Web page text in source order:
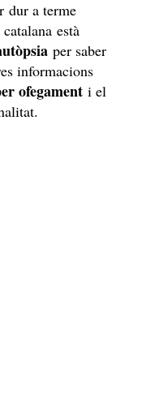
dur a terme
està
per saber
informacions
ofegament i el